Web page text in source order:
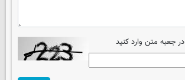
جعبه متن وارد کنید